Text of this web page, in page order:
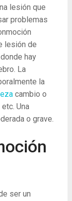
lesión que
problemas
lesión de
hay
La
la
cambio o
Una
o grave.
ser un